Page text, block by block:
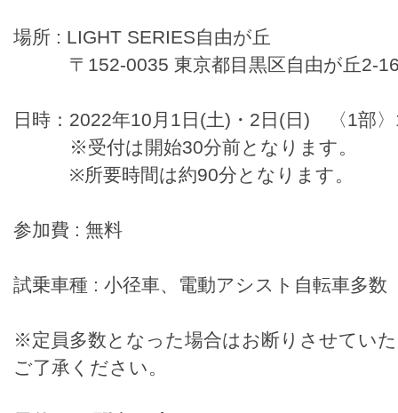
場所 : LIGHT SERIES自由が丘
〒152-0035 東京都目黒区自由が丘2-
日時：2022年10月1日(土)・2日(日) 〈1部
※受付は開始30分前となります。
※所要時間は約90分となります。
参加費 : 無料
試乗車種 : 小径車、電動アシスト自転車多数
※定員多数となった場合はお断りさせてい
ご了承ください。